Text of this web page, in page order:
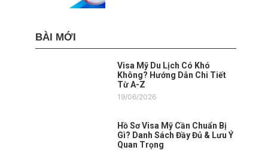
BÀI MỚI
Visa Mỹ Du Lịch Có Khó
Không? Hướng Dẫn Chi Tiết
Từ A-Z
19/06/2026
Hồ Sơ Visa Mỹ Cần Chuẩn Bị
Gì? Danh Sách Đầy Đủ & Lưu Ý
Quan Trọng